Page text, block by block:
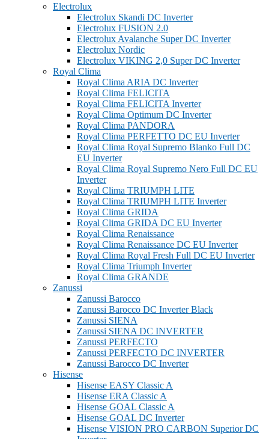
Electrolux
Electrolux Skandi DC Inverter
Electrolux FUSION 2.0
Electrolux Avalanche Super DC Inverter
Electrolux Nordic
Electrolux VIKING 2,0 Super DC Inverter
Royal Clima
Royal Clima ARIA DC Inverter
Royal Clima FELICITA
Royal Clima FELICITA Inverter
Royal Clima Optimum DC Inverter
Royal Clima PANDORA
Royal Clima PERFETTO DC EU Inverter
Royal Clima Royal Supremo Blanko Full DC
EU Inverter
Royal Clima Royal Supremo Nero Full DC EU
Inverter
Royal Clima TRIUMPH LITE
Royal Clima TRIUMPH LITE Inverter
Royal Clima GRIDA
Royal Clima GRIDA DC EU Inverter
Royal Clima Renaissance
Royal Clima Renaissance DC EU Inverter
Royal Clima Royal Fresh Full DC EU Inverter
Royal Clima Triumph Inverter
Royal Clima GRANDE
Zanussi
Zanussi Barocco
Zanussi Barocco DC Inverter Black
Zanussi SIENA
Zanussi SIENA DC INVERTER
Zanussi PERFECTO
Zanussi PERFECTO DC INVERTER
Zanussi Barocco DC Inverter
Hisense
Hisense EASY Classic A
Hisense ERA Classic A
Hisense GOAL Classic A
Hisense GOAL DC Inverter
Hisense VISION PRO CARBON Superior DC